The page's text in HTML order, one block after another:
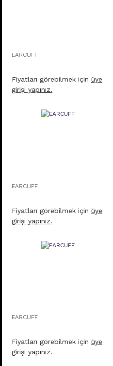
EARCUFF
Fiyatları görebilmek için üye
girişi yapınız.
EARCUFF
Fiyatları görebilmek için üye
girişi yapınız.
EARCUFF
Fiyatları görebilmek için üye
girişi yapınız.